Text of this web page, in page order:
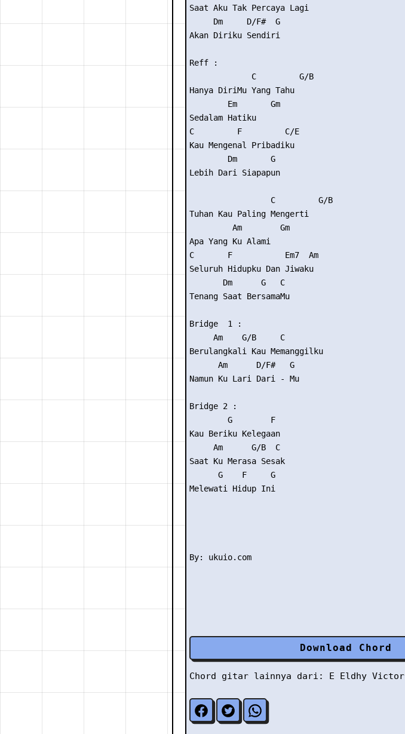
Saat Aku Tak Percaya Lagi
     Dm     D/F#  G
Akan Diriku Sendiri
Reff :
             C         G/B
Hanya DiriMu Yang Tahu
        Em       Gm
Sedalam Hatiku
C         F         C/E
Kau Mengenal Pribadiku
        Dm       G
Lebih Dari Siapapun
                 C         G/B
Tuhan Kau Paling Mengerti
         Am        Gm
Apa Yang Ku Alami
C       F           Em7  Am
Seluruh Hidupku Dan Jiwaku
       Dm      G   C
Tenang Saat BersamaMu
Bridge  1 :
     Am    G/B     C
Berulangkali Kau Memanggilku
      Am      D/F#   G
Namun Ku Lari Dari - Mu
Bridge 2 :
        G        F
Kau Beriku Kelegaan
     Am      G/B  C
Saat Ku Merasa Sesak
      G    F     G
Melewati Hidup Ini
Download Chord
Chord gitar lainnya dari: E Eldhy Victor